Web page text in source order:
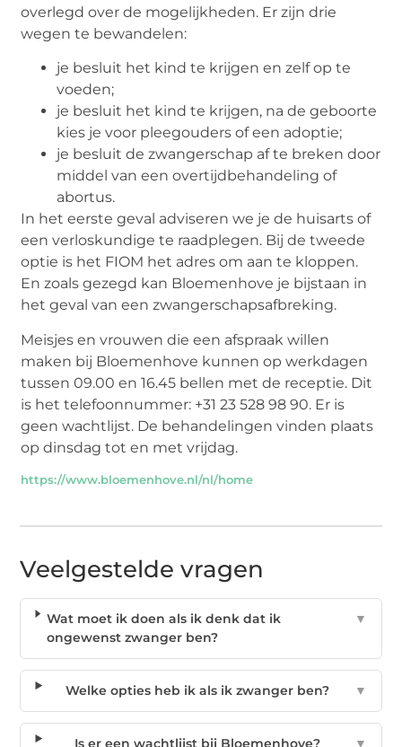
overlegd over de mogelijkheden. Er zijn drie
wegen te bewandelen:
je besluit het kind te krijgen en zelf op te
voeden;
je besluit het kind te krijgen, na de geboorte
kies je voor pleegouders of een adoptie;
je besluit de zwangerschap af te breken door
middel van een overtijdbehandeling of
abortus.
In het eerste geval adviseren we je de huisarts of
een verloskundige te raadplegen. Bij de tweede
optie is het FIOM het adres om aan te kloppen.
En zoals gezegd kan Bloemenhove je bijstaan in
het geval van een zwangerschapsafbreking.
Meisjes en vrouwen die een afspraak willen
maken bij Bloemenhove kunnen op werkdagen
tussen 09.00 en 16.45 bellen met de receptie. Dit
is het telefoonnummer: +31 23 528 98 90. Er is
geen wachtlijst. De behandelingen vinden plaats
op dinsdag tot en met vrijdag.
https://www.bloemenhove.nl/nl/home
Veelgestelde vragen
Wat moet ik doen als ik denk dat ik
ongewenst zwanger ben?
▼
Welke opties heb ik als ik zwanger ben? ▼
Is er een wachtlijst bij Bloemenhove? ▼